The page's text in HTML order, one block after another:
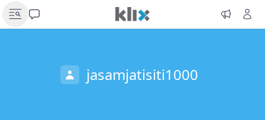
jasamjatisiti1000